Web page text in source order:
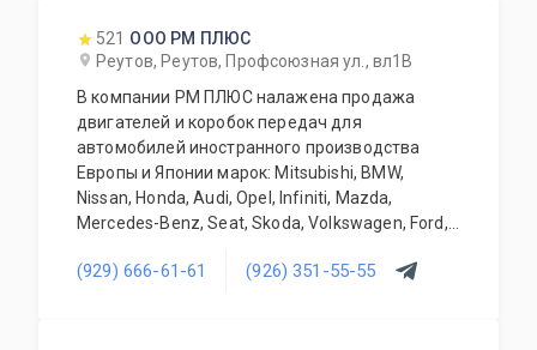
дополнительное оборудование для Вашего
автомобиля. Гарантия качества на все услуги
и продукцию. Квалифицированные
специалисты. Мы работаем для Вас каждый
день.
521 ООО РМ ПЛЮС
Реутов, Реутов, Профсоюзная ул., вл1В
В компании РМ ПЛЮС налажена продажа
двигателей и коробок передач для
автомобилей иностранного производства
Европы и Японии марок: Mitsubishi, BMW,
Nissan, Honda, Audi, Opel, Infiniti, Mazda,
Mercedes-Benz, Seat, Skoda, Volkswagen, Ford,
оригинальная. Все агрегаты тщательно
(929) 666-61-61 (926) 351-55-55